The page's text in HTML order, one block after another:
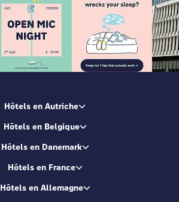
Hôtels en Autriche
Hôtels en Belgique
Hôtels en Danemark
Hôtels en France
Hôtels en Allemagne